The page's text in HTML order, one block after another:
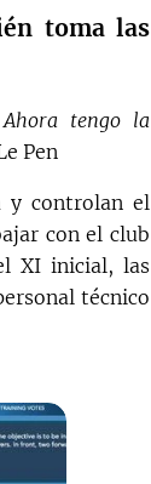
toma las
tengo la
Pen
controlan el
con el club
XI inicial, las
técnico